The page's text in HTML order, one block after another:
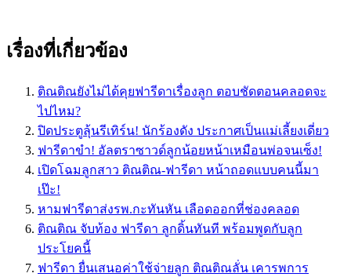
เรื่องที่เกี่ยวข้อง
ติณติณยังไม่ได้คุยฟารีดาเรื่องลูก ตอบชัดตอนคลอดจะ
ไปไหม?
ปิดประตูลุ้นรีเทิร์น! นักร้องดัง ประกาศเป็นแม่เลี้ยงเดี่ยว
ฟารีดาขำ! อัลตราซาวด์ลูกน้อยหน้าเหมือนพ่อจนเซ็ง!
เปิดโฉมลูกสาว ติณติณ-ฟารีดา หน้าถอดแบบคนนี้มา
เป๊ะ!
หามฟารีดาส่งรพ.กะทันหัน เลือดออกที่ช่องคลอด
ติณติณ จับท้อง ฟารีดา ลูกดิ้นทันที พร้อมพูดกับลูก
ประโยคนี้
ฟารีดา ยื่นเสนอค่าใช้จ่ายลูก ติณติณลั่น เคารพการ